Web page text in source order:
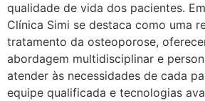
qualidade de vida dos pacientes.
Clínica Simi se destaca como uma
tratamento da osteoporose,
abordagem multidisciplinar e
atender às necessidades de cada
equipe qualificada e tecnologias